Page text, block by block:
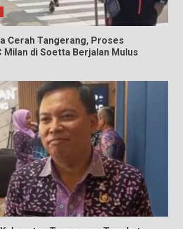
Cerah Tangerang, Proses
Milan di Soetta Berjalan Mulus